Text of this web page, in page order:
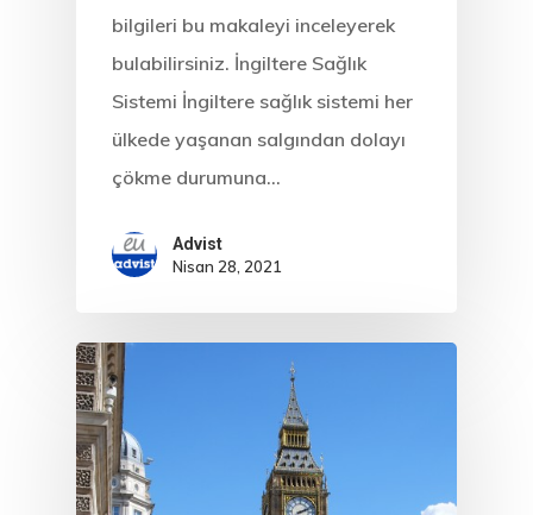
bilgileri bu makaleyi inceleyerek
bulabilirsiniz. İngiltere Sağlık
Sistemi İngiltere sağlık sistemi her
ülkede yaşanan salgından dolayı
çökme durumuna…
Advist
Nisan 28, 2021